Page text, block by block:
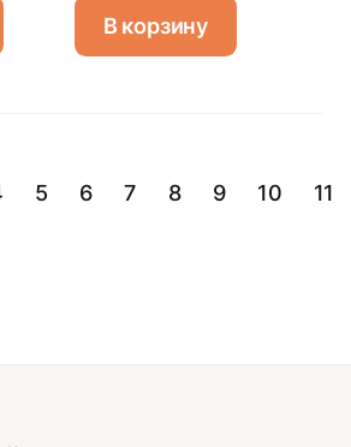
В корзину
5 6 7 8 9 10 11